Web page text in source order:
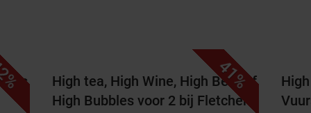
41%
High tea, High Wine, High Beer of
High Bubbles voor 2 bij Fletcher
31